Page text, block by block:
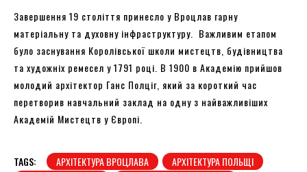
Завершення 19 століття принесло у Вроцлав гарну
матеріальну та духовну інфраструктуру. Важливим етапом
було заснування Королівської школи мистецтв, будівництва
та художніх ремесел у 1791 році. В 1900 в Академію прийшов
молодий архітектор Ганс Полціг, який за короткий час
перетворив навчальний заклад на одну з найважливіших
Академій Мистецтв у Європі.
TAGS: АРХІТЕКТУРА ВРОЦЛАВА
АРХІТЕКТУРА ПОЛЬЩІ